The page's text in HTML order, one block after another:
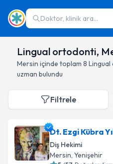
Doktor, klinik ara...
Lingual ortodonti,
Mersin içinde toplam 8
uzman bulundu
Filtrele
Dt. Ezgi Kübra
Diş Hekimi
Mersin, Yenişehir